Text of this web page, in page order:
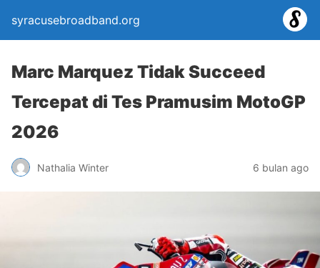
syracusebroadband.org
Marc Marquez Tidak Succeed
Tercepat di Tes Pramusim MotoGP
2026
Nathalia Winter 6 bulan ago